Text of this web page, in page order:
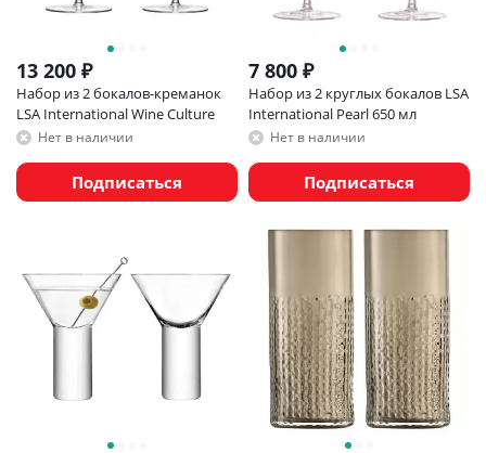
13 200 ₽
Набор из 2 бокалов-креманок
LSA International Wine Culture
Нет в наличии
Подписаться
7 800 ₽
Набор из 2 круглых бокалов LSA
International Pearl 650 мл
Нет в наличии
Подписаться